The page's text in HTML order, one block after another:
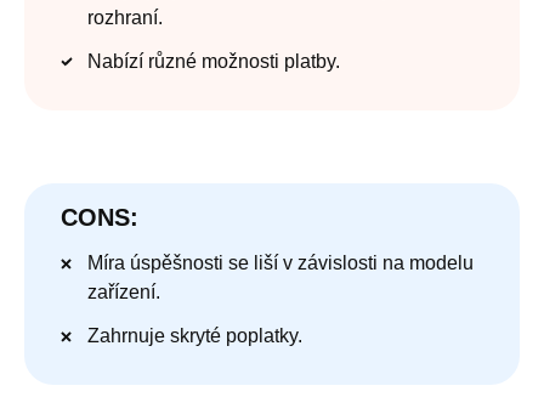
rozhraní.
Nabízí různé možnosti platby.
CONS:
Míra úspěšnosti se liší v závislosti na modelu
zařízení.
Zahrnuje skryté poplatky.